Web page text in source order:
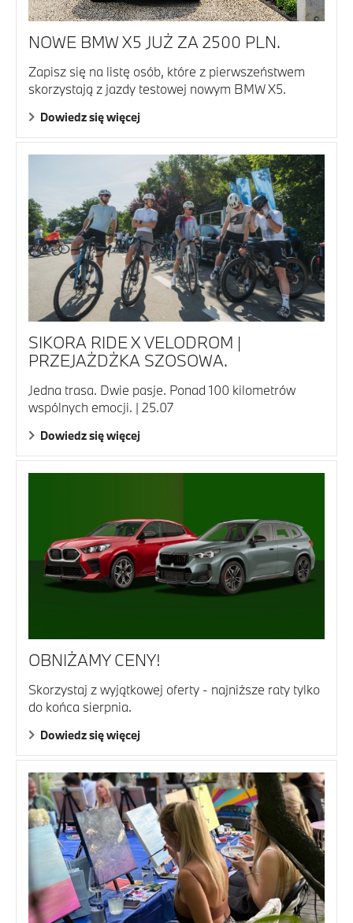
NOWE BMW X5 JUŻ ZA 2500 PLN.
Zapisz się na listę osób, które z pierwszeństwem
skorzystają z jazdy testowej nowym BMW X5.
Dowiedz się więcej
SIKORA RIDE X VELODROM |
PRZEJAŻDŻKA SZOSOWA.
Jedna trasa. Dwie pasje. Ponad 100 kilometrów
wspólnych emocji. | 25.07
Dowiedz się więcej
OBNIŻAMY CENY!
Skorzystaj z wyjątkowej oferty - najniższe raty tylko
do końca sierpnia.
Dowiedz się więcej